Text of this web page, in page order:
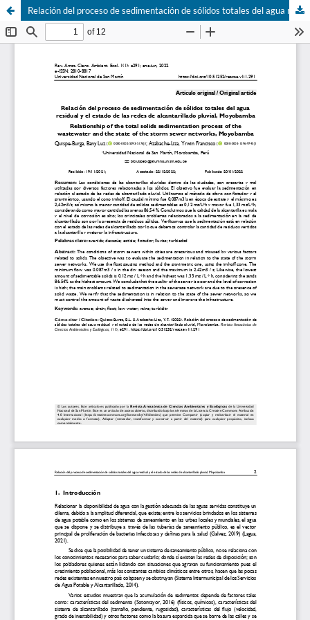
Relación del proceso de sedimentación de sólidos totales del agua residual y el estado de las redes de alcantarillado pluvial, Moyobamba